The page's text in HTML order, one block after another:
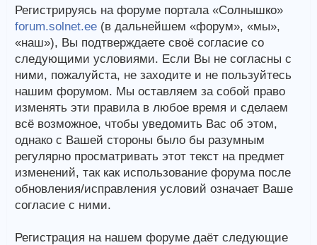
Регистрируясь на форуме портала «Солнышко»
forum.solnet.ee (в дальнейшем «форум», «мы»,
«наш»), Вы подтверждаете своё согласие со
следующими условиями. Если Вы не согласны с
ними, пожалуйста, не заходите и не пользуйтесь
нашим форумом. Мы оставляем за собой право
изменять эти правила в любое время и сделаем
всё возможное, чтобы уведомить Вас об этом,
однако с Вашей стороны было бы разумным
регулярно просматривать этот текст на предмет
изменений, так как использование форума после
обновления/исправления условий означает Ваше
согласие с ними.
Регистрация на нашем форуме даёт следующие